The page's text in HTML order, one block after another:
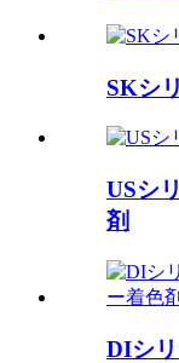
SKシ
USシ
剤
DIシ